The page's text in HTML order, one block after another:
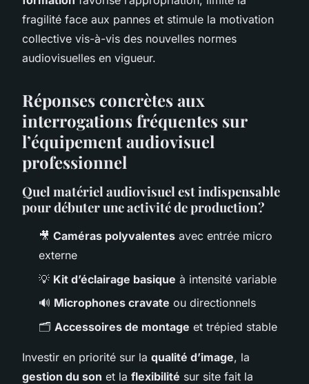
fragilité face aux pannes et stimule la motivation
collective vis-à-vis des nouvelles normes
audiovisuelles en vigueur.
Réponses concrètes aux
interrogations fréquentes sur
l’équipement audiovisuel
professionnel
Quel matériel audiovisuel est indispensable
pour débuter une activité de production ?
🎥 Caméras polyvalentes avec entrée micro
externe
💡 Kit d’éclairage basique à intensité variable
🔊 Microphones cravate ou directionnels
🗂️ Accessoires de montage et trépied stable
Investir en priorité sur la qualité d’image, la
gestion du son et la flexibilité sur site fait la